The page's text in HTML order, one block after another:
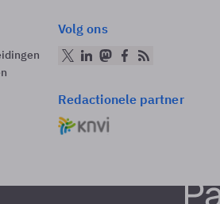
Volg ons
Redactionele partner